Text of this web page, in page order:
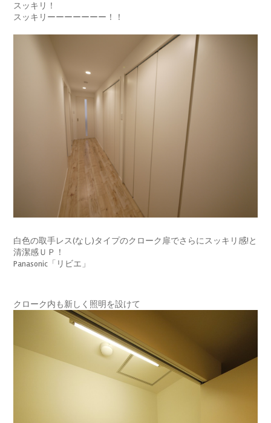
スッキリ！
スッキリーーーーーーー！！
白色の取手レス(なし)タイプのクローク扉でさらにスッキリ感!と
清潔感ＵＰ！
Panasonic「リビエ」
クローク内も新しく照明を設けて